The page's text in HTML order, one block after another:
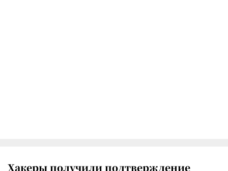
Хакеры получили подтверждение